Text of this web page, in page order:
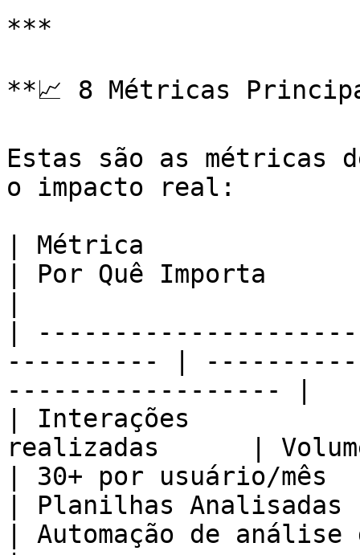
***
**📈 8 Métricas
Estas são as métricas
o impacto real:
| Métrica               |
| Por Quê Importa
|
---------- |
------------------ |
| Interações
realizadas      |
| 30+ por usuário/mês
| Planilhas Analisadas
| Automação de